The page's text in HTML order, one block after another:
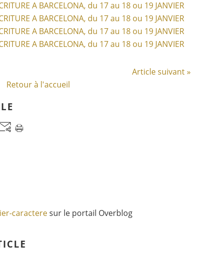
Article suivant »
Retour à l'accueil
caracteresur le portail Overblog